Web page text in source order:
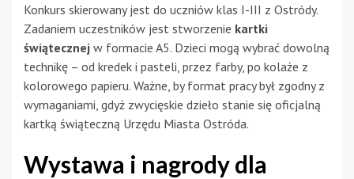
Konkurs skierowany jest do uczniów klas I-III z Ostródy.
Zadaniem uczestników jest stworzenie kartki
świątecznej w formacie A5. Dzieci mogą wybrać dowolną
technikę – od kredek i pasteli, przez farby, po kolaże z
kolorowego papieru. Ważne, by format pracy był zgodny z
wymaganiami, gdyż zwycięskie dzieło stanie się oficjalną
kartką świąteczną Urzędu Miasta Ostróda.
Wystawa i nagrody dla